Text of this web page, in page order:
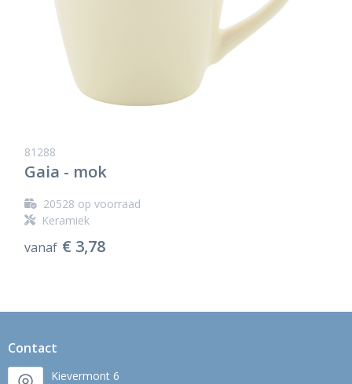
81288
Gaia - mok
20528 op voorraad
Keramiek
vanaf € 3,78
Contact
Kievermont 6